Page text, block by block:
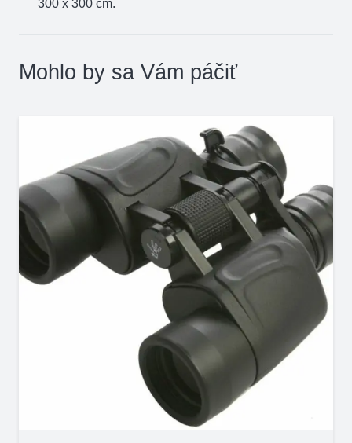
300 x 300 cm.
Mohlo by sa Vám páčiť